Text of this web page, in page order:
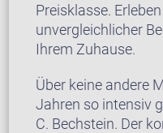
Preisklasse.
unvergleichlicher
Ihrem Zuhause.
Über keine andere
Jahren so intensiv
C. Bechstein. Der